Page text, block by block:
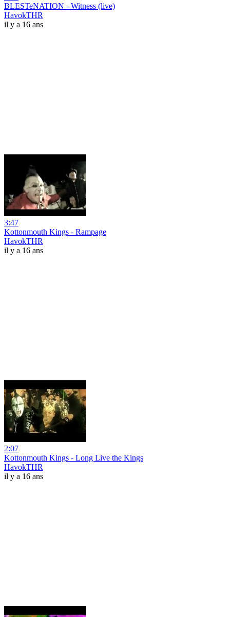
BLESTeNATION - Witness (live)
HavokTHR
il y a 16 ans
3:47
Kottonmouth Kings - Rampage
HavokTHR
il y a 16 ans
2:07
Kottonmouth Kings - Long Live the Kings
HavokTHR
il y a 16 ans